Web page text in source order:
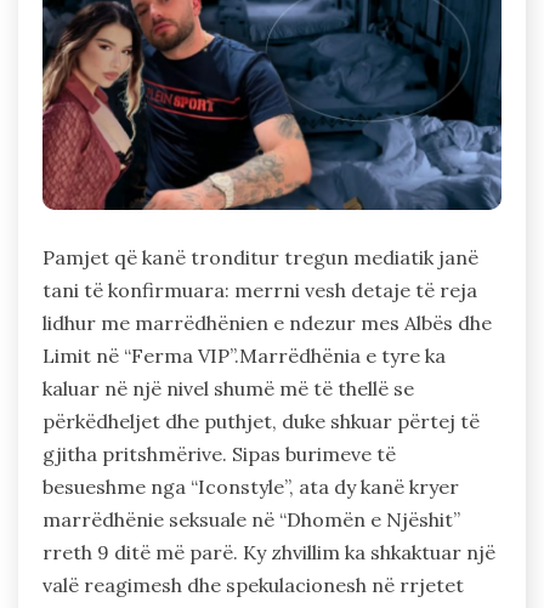
Pamjet që kanë tronditur tregun mediatik janë
tani të konfirmuara: merrni vesh detaje të reja
lidhur me marrëdhënien e ndezur mes Albës dhe
Limit në “Ferma VIP”.Marrëdhënia e tyre ka
kaluar në një nivel shumë më të thellë se
përkëdheljet dhe puthjet, duke shkuar përtej të
gjitha pritshmërive. Sipas burimeve të
besueshme nga “Iconstyle”, ata dy kanë kryer
marrëdhënie seksuale në “Dhomën e Njëshit”
rreth 9 ditë më parë. Ky zhvillim ka shkaktuar një
valë reagimesh dhe spekulacionesh në rrjetet